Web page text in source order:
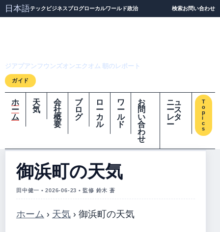
日本語テック ビジネスブログローカルワールド政治 検索お問い合わせ
ジアプアンフウンズオンエクオム 朝のレポート
ガイド
ホ
ー
ム
天
気
会
社
概
要
ブ
ロ
グ
ロ
ー
カ
ル
ワ
ー
ル
ド
お
問
い
合
わ
せ
ニュ
ース
レタ
ー
T
o
p
i
c
s
御浜町の天気
田中健一 • 2026-06-23 • 監修 鈴木 蒼
ホーム › 天気 › 御浜町の天気